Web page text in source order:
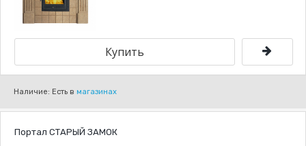
Наличие: Есть в магазинах
Портал СТАРЫЙ ЗАМОК